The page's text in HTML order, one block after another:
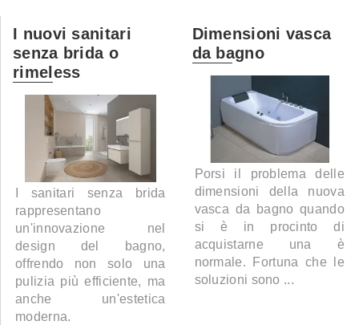
I nuovi sanitari
senza brida o
rimeless
I sanitari senza brida
rappresentano
un'innovazione nel
design del bagno,
offrendo non solo una
pulizia più efficiente, ma
anche un'estetica
moderna.
Dimensioni vasca
da bagno
Porsi il problema delle
dimensioni della nuova
vasca da bagno quando
si è in procinto di
acquistarne una è
normale. Fortuna che le
soluzioni sono ...